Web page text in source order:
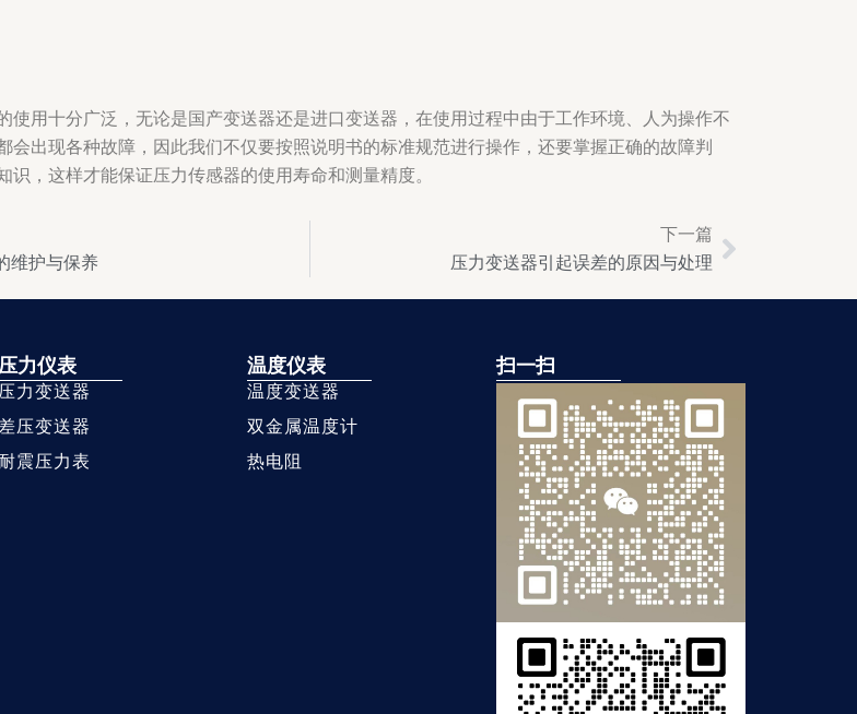
使用十分广泛，无论是国产变送器还是进口变送器，在使用过程中由于工作环境、人为操作不
会出现各种故障，因此我们不仅要按照说明书的标准规范进行操作，还要掌握正确的故障判
识，这样才能保证压力传感器的使用寿命和测量精度。
维护与保养
下一篇
压力变送器引起误差的原因与处理 Next
压力仪表
压力变送器
差压变送器
震压力表
温度仪表
温度变送器
双金属温度计
热电阻
扫一扫